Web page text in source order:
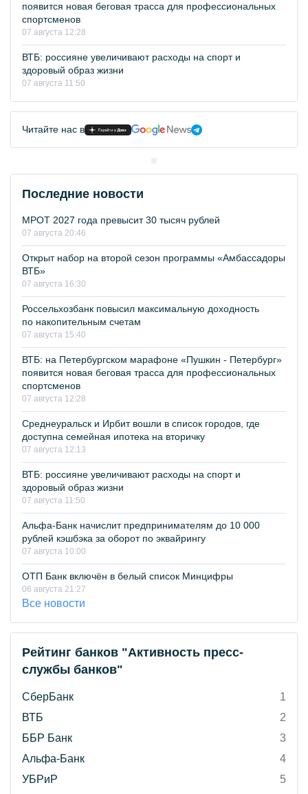
появится новая беговая трасса для профессиональных
спортсменов
07 августа 12:28
ВТБ: россияне увеличивают расходы на спорт и
здоровый образ жизни
07 августа 11:50
Читайте нас в
Последние новости
МРОТ 2027 года превысит 30 тысяч рублей
07 августа 20:46
Открыт набор на второй сезон программы «Амбассадоры
ВТБ»
07 августа 16:30
Россельхозбанк повысил максимальную доходность
по накопительным счетам
07 августа 15:40
ВТБ: на Петербургском марафоне «Пушкин - Петербург»
появится новая беговая трасса для профессиональных
спортсменов
07 августа 12:28
Среднеуральск и Ирбит вошли в список городов, где
доступна семейная ипотека на вторичку
07 августа 12:13
ВТБ: россияне увеличивают расходы на спорт и
здоровый образ жизни
07 августа 11:50
Альфа-Банк начислит предпринимателям до 10 000
рублей кэшбэка за оборот по эквайрингу
07 августа 10:00
ОТП Банк включён в белый список Минцифры
06 августа 21:27
Все новости
Рейтинг банков "Активность пресс-
службы банков"
СберБанк
1
ВТБ
2
ББР Банк
3
Альфа-Банк
4
УБРиР
5